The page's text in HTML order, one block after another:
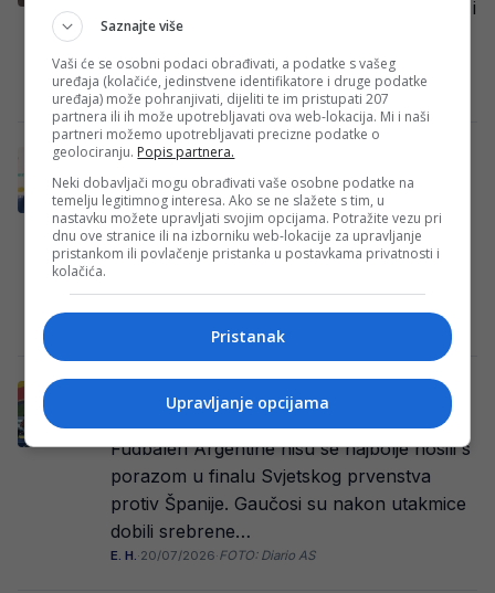
Finale Svjetskog prvenstva između Španije i
Argentine donijelo je veliki trijumf Crvene
furije, ali i brojne reakcije zbog načina na…
E. H.·20/07/2026·FOTO: Screenshot
Scaloni se slomio nakon finala: “Duša me
boli, oprostite mi”
Selektor Argentine Lionel Scaloni teško je
podnio poraz od Španije u finalu Svjetskog
izgubili…
Sramotan potez Argentinaca: Pogledajte
šta su uradili dok su Španci primali pehar
Fudbaleri Argentine nisu se najbolje nosili s
porazom u finalu Svjetskog prvenstva
protiv Španije. Gaučosi su nakon utakmice
dobili srebrene…
E. H.·20/07/2026·FOTO: Diario AS
Saznajte više
Vaši će se osobni podaci obrađivati, a podatke s vašeg
uređaja (kolačiće, jedinstvene identifikatore i druge podatke
uređaja) može pohranjivati, dijeliti te im pristupati 207
partnera ili ih može upotrebljavati ova web-lokacija. Mi i naši
partneri možemo upotrebljavati precizne podatke o
geolociranju. Popis partnera.
Neki dobavljači mogu obrađivati vaše osobne podatke na
temelju legitimnog interesa. Ako se ne slažete s tim, u
nastavku možete upravljati svojim opcijama. Potražite vezu pri
dnu ove stranice ili na izborniku web-lokacije za upravljanje
pristankom ili povlačenje pristanka u postavkama privatnosti i
kolačića.
Pristanak
Upravljanje opcijama